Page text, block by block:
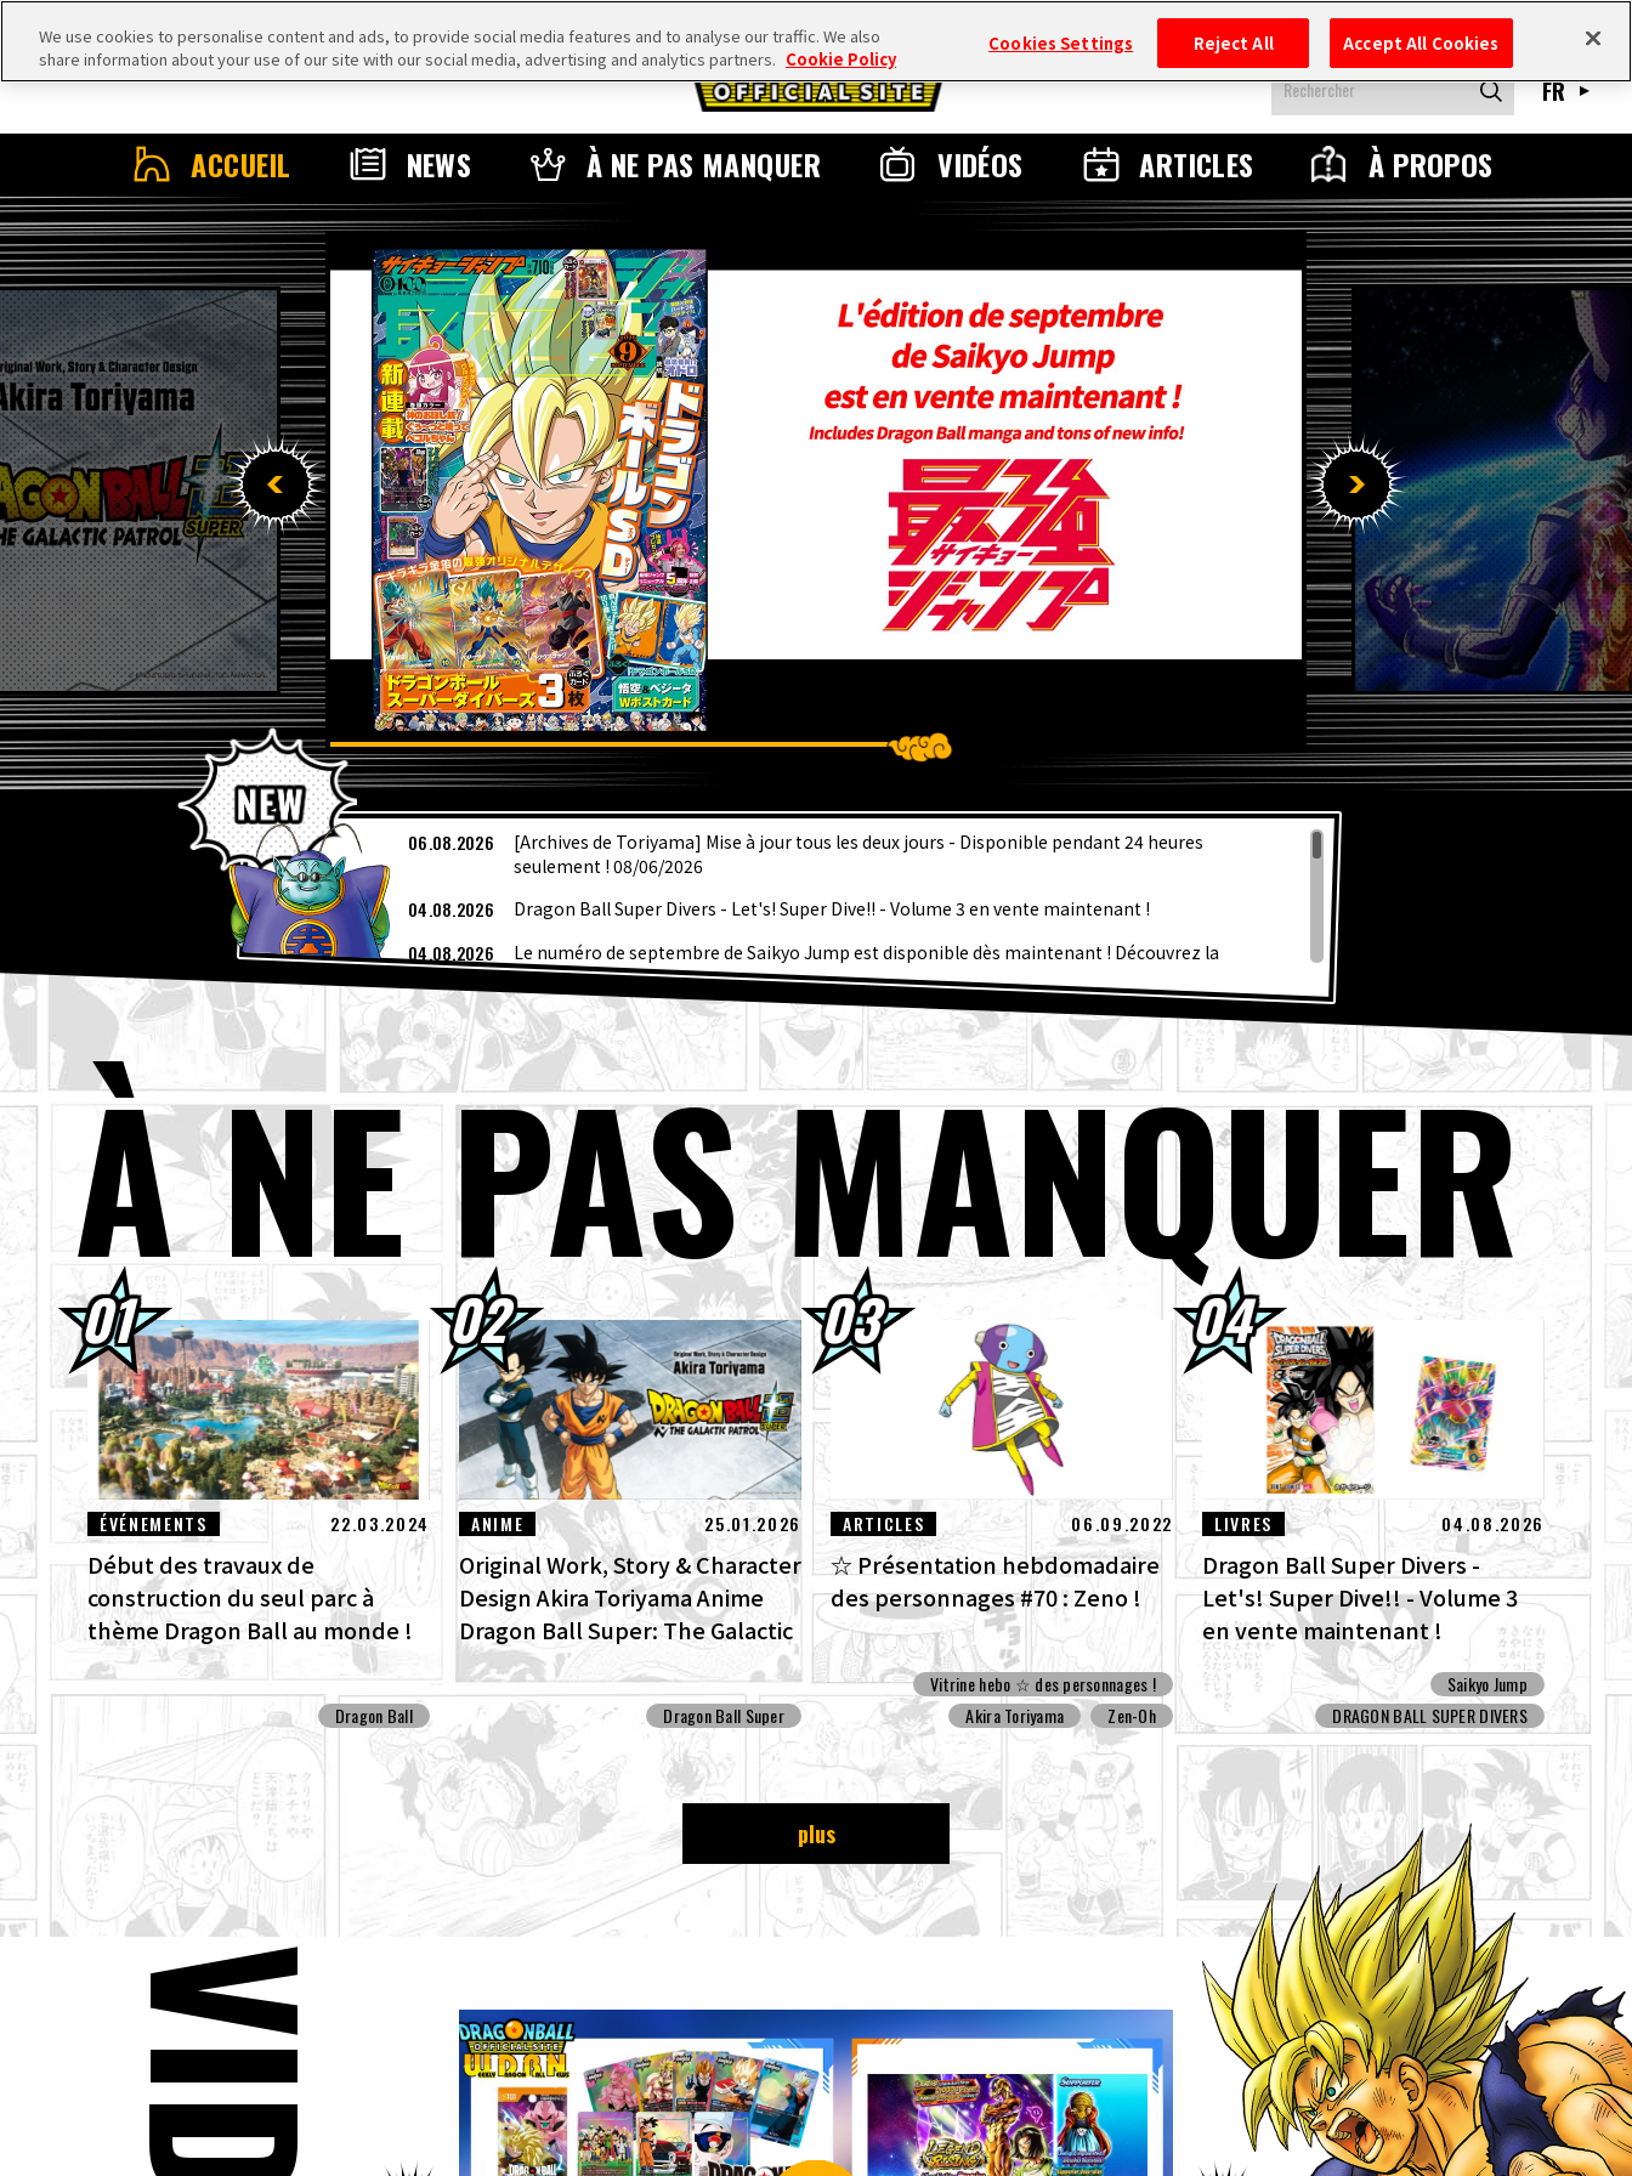
ACCUEIL NEWS À NE PAS MANQUER VIDÉOS ARTICLES À PROPOS
FR
DERNIÈRES
06.08.2026
[Archives de Toriyama] Mise à jour tous les deux jours - Disponible pendant 24 heures
seulement ! 08/06/2026
04.08.2026 Dragon Ball Super Divers - Let's! Super Dive!! - Volume 3 en vente maintenant !
04.08.2026
Le numéro de septembre de Saikyo Jump est disponible dès maintenant ! Découvrez la
superbe couverture Dragon Ball SD et tous les bonus !
04.08.2026 Présentation hebdomadaire ☆ Personnage #267 : Granolah de Dragon Ball Super!
03.08.2026 [3 août] Bulletin Nouvelles hebdomadaires Dragon Ball !
03.08.2026 Goku Super Saiyan rejoint la série BLOOD OF SAIYANS !
01.08.2026 Packs avancés Dragon Ball Super Divers Battle of Saiyans en vente maintenant !
30.07.2026
DRAGON BALL: Sparking! ZERO : Le nouveau DLC NEO, véritable concentré de puissance,
est arrivé ! Découvrez les images des nouvelles fonctionnalités !
30.07.2026
[Interview avec Hironobu Kageyama !] La Thème principal de DRAGON BALL: Sparking!
ZERO, « ZERO », pour le nouveau DLC NEO est maintenant disponible !
29.07.2026
[#101] Toyotarou a essayé de dessiner : Un certain personnage qui a combattu le God of
Destruction Beerus!
À NE PAS MANQUER
ÉVÉNEMENTS 22.03.2024
Début des travaux de
construction du seul parc à
thème Dragon Ball au monde !
Dragon Ball
ANIME 25.01.2026
Original Work, Story & Character
Design Akira Toriyama Anime
Dragon Ball Super: The Galactic
Patrol Set For Production!
Dragon Ball Super
ARTICLES 06.09.2022
☆ Présentation hebdomadaire
des personnages #70 : Zeno !
Vitrine hebo ☆ des personnages !
Akira Toriyama
Zen-Oh
LIVRES 04.08.2026
Dragon Ball Super Divers -
Let's! Super Dive!! - Volume 3
en vente maintenant !
Saikyo Jump
DRAGON BALL SUPER DIVERS
plus
We use cookies to personalise content and ads, to provide social media features and to analyse our traffic. We also
share information about your use of our site with our social media, advertising and analytics partners. Cookie Policy
Cookies Settings Reject All Accept All Cookies